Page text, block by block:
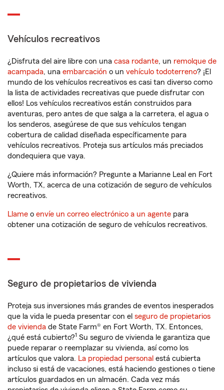
Vehículos recreativos
¿Disfruta del aire libre con una casa rodante, un remolque de
acampada, una embarcación o un vehículo todoterreno? ¡El
mundo de los vehículos recreativos es casi tan diverso como
la lista de actividades recreativas que puede disfrutar con
ellos! Los vehículos recreativos están construidos para
aventuras, pero antes de que salga a la carretera, el agua o
los senderos, asegúrese de que sus vehículos tengan
cobertura de calidad diseñada específicamente para
vehículos recreativos. Proteja sus artículos más preciados
dondequiera que vaya.
¿Quiere más información? Pregunte a Marianne Leal en Fort
Worth, TX, acerca de una cotización de seguro de vehículos
recreativos.
Llame o envíe un correo electrónico a un agente para
obtener una cotización de seguro de vehículos recreativos.
Seguro de propietarios de vivienda
Proteja sus inversiones más grandes de eventos inesperados
que la vida le pueda presentar con el seguro de propietarios
de vivienda de State Farm® en Fort Worth, TX. Entonces,
¿qué está cubierto?1 Su seguro de vivienda le garantiza que
puede reparar o reemplazar su vivienda, así como los
artículos que valora. La propiedad personal está cubierta
incluso si está de vacaciones, está haciendo gestiones o tiene
artículos guardados en un almacén. Cada vez más